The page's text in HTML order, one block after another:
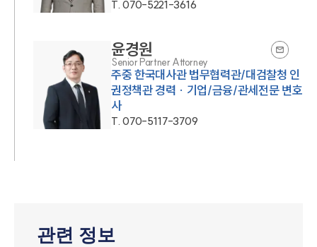
T.070-5221-3616
윤경원
Senior Partner Attorney
주중 한국대사관 법무협력관/대검찰청 인
권정책관 경력 · 기업/금융/관세전문 변호
사
T.070-5117-3709
관련 정보